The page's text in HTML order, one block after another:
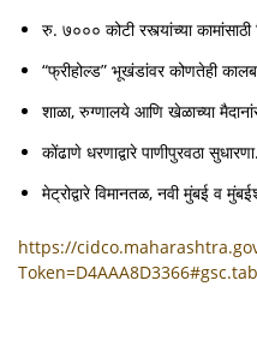
रु. ७००० कोटी रस्त्यांच्या
“फ्रीहोल्ड” भूखंडांवर कोणतेही
शाळा, रुग्णालये आणि खेळाच्या
कोंढाणे धरणाद्वारे पाणीपुरवठा सुधारणा.
मेट्रोद्वारे विमानतळ, नवी मुंबई व
https://